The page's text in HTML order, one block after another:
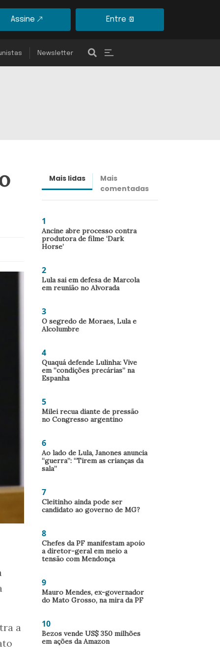
Assine Entre
Newsletter
a
Mais lidas
Mais
comentadas
1
Ancine abre processo contra
produtora de filme ‘Dark
Horse’
2
Lula sai em defesa de Marcola
em reunião no Alvorada
3
O segredo de Moraes, Lula e
Alcolumbre
4
Quaquá defende Lulinha: Vive
em “condições precárias” na
Espanha
5
Milei recua diante de pressão
no Congresso argentino
6
Ao lado de Lula, Janones anuncia
“guerra”: “Tirem as crianças da
sala”
7
Cleitinho ainda pode ser
candidato ao governo de MG?
8
Chefes da PF manifestam apoio
a diretor-geral em meio a
tensão com Mendonça
9
Mauro Mendes, ex-governador
do Mato Grosso, na mira da PF
10
Bezos vende US$ 350 milhões
em ações da Amazon